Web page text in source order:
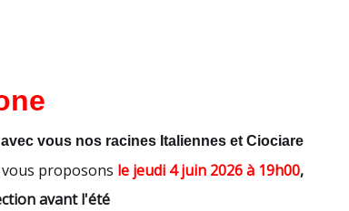
vous nos racines Italiennes et Ciociare
proposons le jeudi 4 juin 2026 à 19h00,
avant l'été